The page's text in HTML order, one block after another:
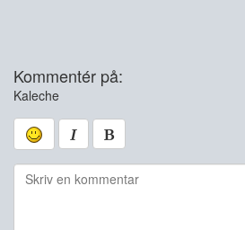
Kommentér på:
Kaleche